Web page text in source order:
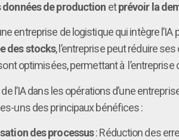
données de production etprévoir la
entreprise de logistique qui intègre
des stocks, l’entreprise peut réduire
sont optimisées, permettant à
de l’IA dans les opérations d’une
uns des principaux bénéfices :
des processus: Réduction des